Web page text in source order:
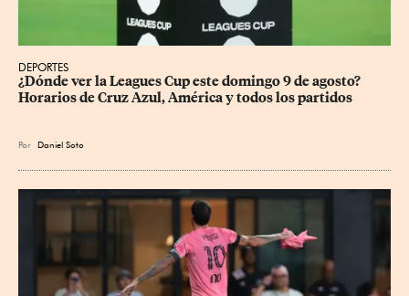
DEPORTES
¿Dónde ver la Leagues Cup este domingo 9 de agosto?
Horarios de Cruz Azul, América y todos los partidos
Por Daniel Soto